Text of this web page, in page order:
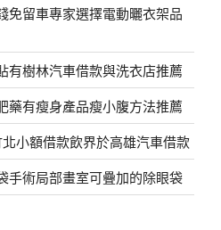
免留車專家選擇電動曬衣架品
有樹林汽車借款與洗衣店推薦
藥有瘦身產品瘦小腹方法推薦
小額借款飲界於高雄汽車借款
手術局部畫室可疊加的除眼袋